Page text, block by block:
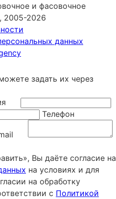
и фасовочное
2005-2026
данных
задать их через
Телефон
Вы даёте согласие на
на условиях и для
на обработку
с Политикой